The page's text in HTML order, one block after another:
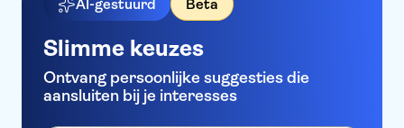
AI-gestuurd Beta
Slimme keuzes
Ontvang persoonlijke suggesties die
aansluiten bij je interesses